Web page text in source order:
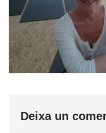
Deixa un